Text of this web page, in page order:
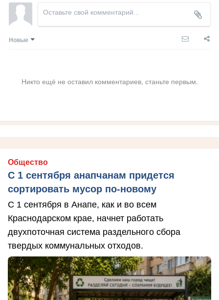
Новые
Никто ещё не оставил комментариев, станьте первым.
Общество
С 1 сентября анапчанам придется
сортировать мусор по-новому
С 1 сентября в Анапе, как и во всем
Краснодарском крае, начнет работать
двухпоточная система раздельного сбора
твердых коммунальных отходов.